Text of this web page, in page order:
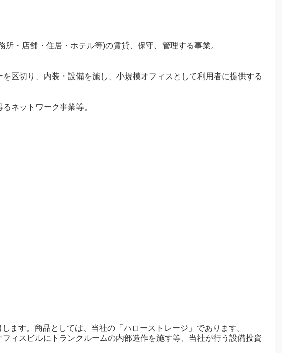
・店舗・住居・ホテル等)の賃貸、保守、管理する事業。
区切り、内装・設備を施し、小規模オフィスとして利用者に提供する
ネットワーク事業等。
す。商品としては、当社の「ハローストレージ」であります。
ィスビルにトランクルームの内部造作を施す等、当社が行う設備投資